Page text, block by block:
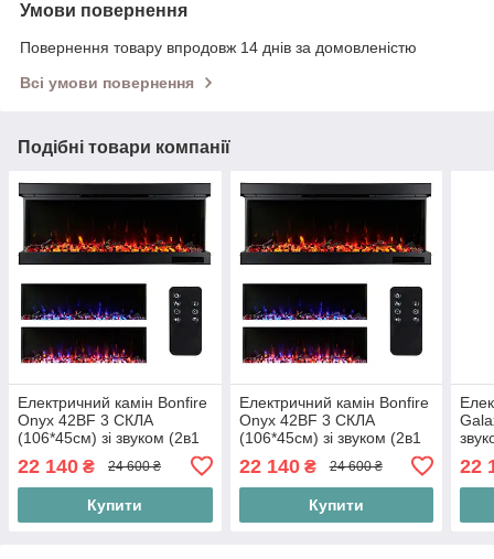
Умови повернення
Повернення товару впродовж 14 днів за домовленістю
Всі умови повернення
Подібні товари компанії
Електричний камін Bonfire
Onyx 42BF 3 СКЛА
(106*45см) зі звуком (2в1
22 140 ₴ 24 600 ₴
Купити
Електричний камін Bonfire
Onyx 42BF 3 СКЛА
(106*45см) зі звуком (2в1
22 140₴ 24 600 ₴
Купити
22